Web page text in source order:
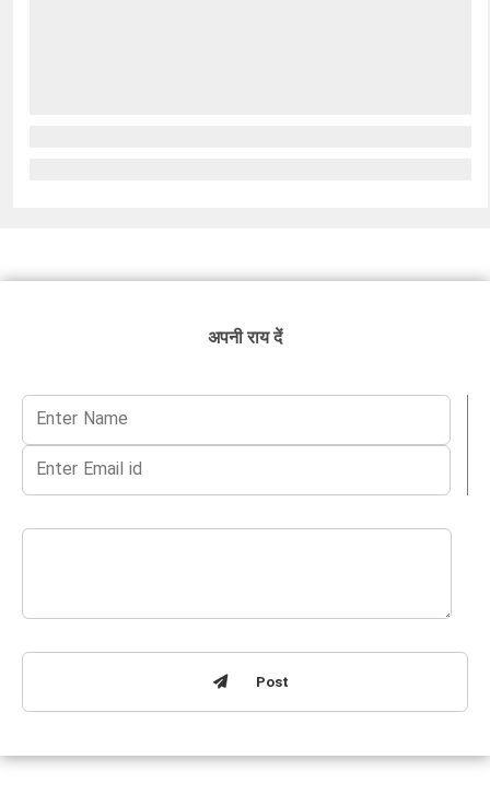
अपनी राय दें
Post